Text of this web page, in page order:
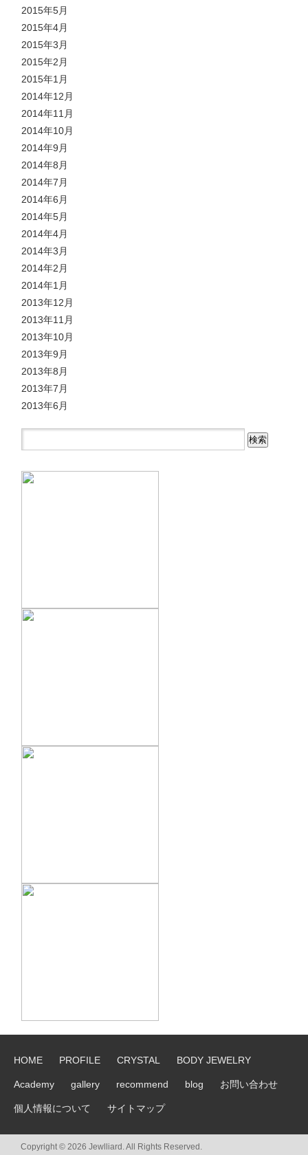
2015年5月
2015年4月
2015年3月
2015年2月
2015年1月
2014年12月
2014年11月
2014年10月
2014年9月
2014年8月
2014年7月
2014年6月
2014年5月
2014年4月
2014年3月
2014年2月
2014年1月
2013年12月
2013年11月
2013年10月
2013年9月
2013年8月
2013年7月
2013年6月
HOME PROFILE CRYSTAL BODY JEWELRY
Academy gallery recommend blog お問い合わせ
個人情報について サイトマップ
Copyright © 2026 Jewlliard. All Rights Reserved.